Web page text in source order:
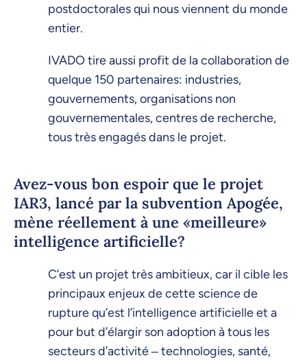
postdoctorales qui nous viennent du monde
entier.
IVADO tire aussi profit de la collaboration de
quelque 150 partenaires: industries,
gouvernements, organisations non
gouvernementales, centres de recherche,
tous très engagés dans le projet.
Avez-vous bon espoir que le projet
IAR3, lancé par la subvention Apogée,
mène réellement à une «meilleure»
intelligence artificielle?
C’est un projet très ambitieux, car il cible les
principaux enjeux de cette science de
rupture qu’est l’intelligence artificielle et a
pour but d’élargir son adoption à tous les
secteurs d’activité ‒ technologies, santé,